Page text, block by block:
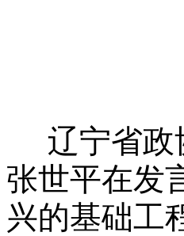
辽宁省政
张世平在发
兴的基础工